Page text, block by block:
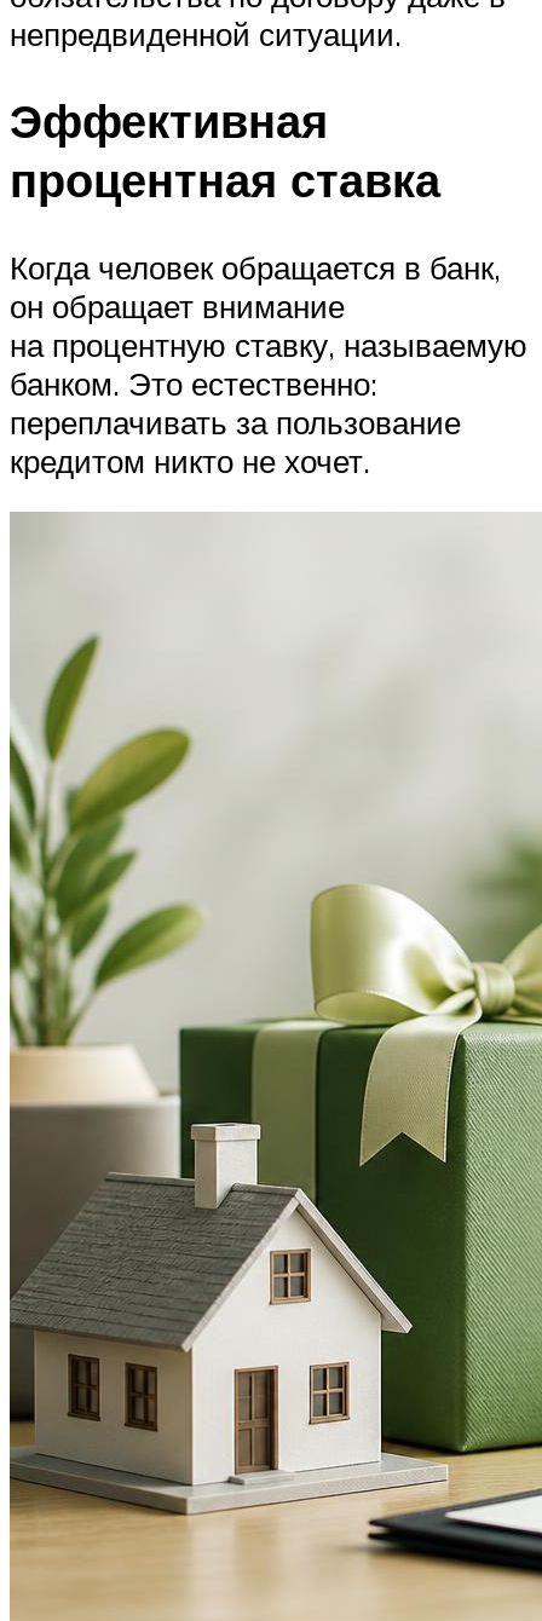
непредвиденной ситуации.
Эффективная
процентная ставка
Когда человек обращается в банк,
он обращает внимание
на процентную ставку, называемую
банком. Это естественно:
переплачивать за пользование
кредитом никто не хочет.